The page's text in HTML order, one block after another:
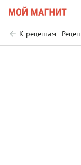
К рецептам -